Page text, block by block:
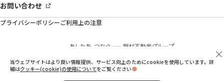
当ウェブサイトはより良い情報提供、サービス向上のためにcookieを使用しています。詳
細はクッキー(cookie)の使用についてをご覧ください
お問い合わせ
プライバシーポリシーご利用上の注意